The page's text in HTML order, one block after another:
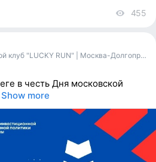
455
in Беговой клуб "LUCKY RUN" | Москва-Долгопрудный
в честь Дня московской
Show more